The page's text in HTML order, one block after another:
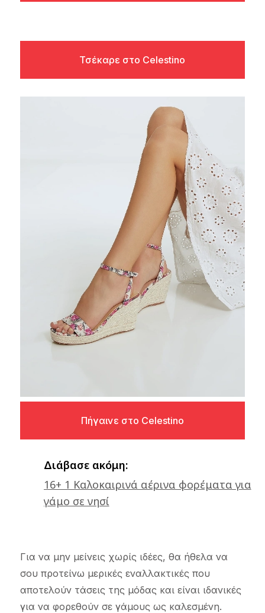
Τσέκαρε στο Celestino
Πήγαινε στο Celestino
Διάβασε ακόμη:
16+ 1 Καλοκαιρινά αέρινα φορέματα για
γάμο σε νησί
Για να μην μείνεις χωρίς ιδέες, θα ήθελα να
σου προτείνω μερικές εναλλακτικές που
αποτελούν τάσεις της μόδας και είναι ιδανικές
για να φορεθούν σε γάμους ως καλεσμένη.